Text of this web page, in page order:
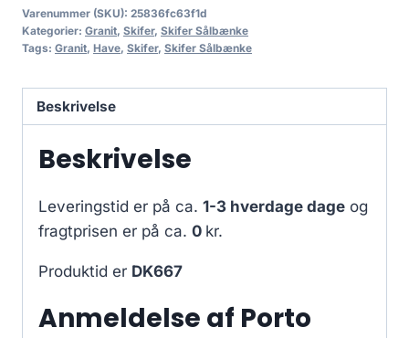
Varenummer (SKU): 25836fc63f1d
Kategorier: Granit, Skifer, Skifer Sålbænke
Tags: Granit, Have, Skifer, Skifer Sålbænke
Beskrivelse
Beskrivelse
Leveringstid er på ca. 1-3 hverdage dage og
fragtprisen er på ca. 0 kr.
Produktid er DK667
Anmeldelse af Porto